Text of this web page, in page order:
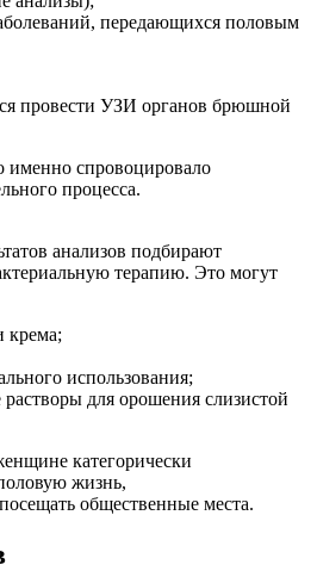
передающихся половым
провести УЗИ органов брюшной
именно спровоцировало
процесса.
анализов подбирают
терапию. Это могут
крема;
использования;
для орошения слизистой
категорически
жизнь,
общественные места.